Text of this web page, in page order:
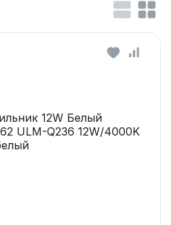
12W Белый
ULM-Q236 12W/4000K